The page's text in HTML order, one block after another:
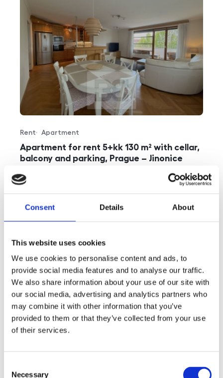
Consent Details About
This website uses cookies
We use cookies to personalise content and ads, to
provide social media features and to analyse our traffic.
We also share information about your use of our site with
our social media, advertising and analytics partners who
may combine it with other information that you’ve
provided to them or that they’ve collected from your use
of their services.
Necessary
Apartment for rent 5+kk 130 m² with cellar,
balcony and parking, Prague – Jinonice
Offer type
Rent
Property type
Apartment
rozměry
disposition
5+kk